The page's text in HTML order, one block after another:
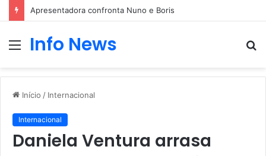
Apresentadora confronta Nuno e Boris
Menu
Info News
Início / Internacional
Internacional
Daniela Ventura arrasa